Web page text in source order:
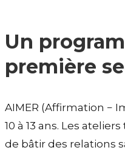
Un
première
AIMER (Affirmation −
10 à 13 ans. Les
de bâtir des relations